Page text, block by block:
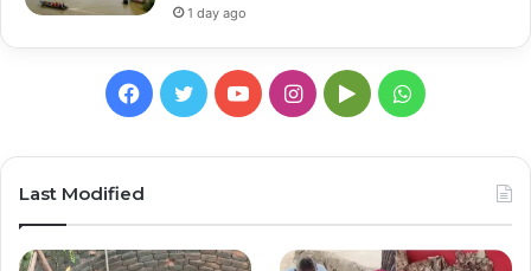
1 day ago
Facebook
TwitterYouTubeInstagram
GoogleWhatsApp
Last Modified